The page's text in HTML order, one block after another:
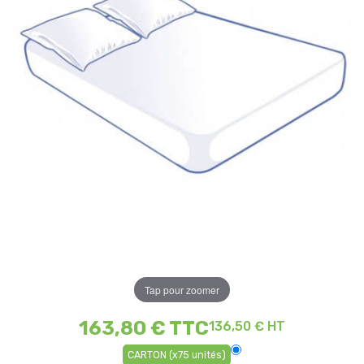
Tap pour zoomer
163,80 € TTC136,50 € HT
CARTON (x75 unités)